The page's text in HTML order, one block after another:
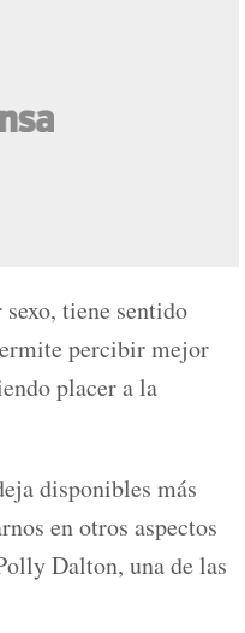
tiene sentido
percibir mejor
placer a la
disponibles más
en otros aspectos
Dalton, una de las